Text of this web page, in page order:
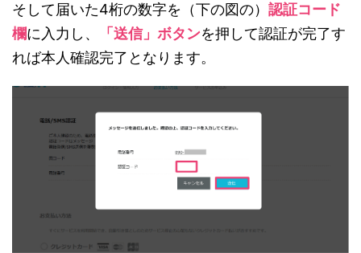
そして届いた4桁の数字を（下の図の） 認証コード
欄に入力し、 「送信」ボタンを押して認証が完了す
れば本人確認完了となります。